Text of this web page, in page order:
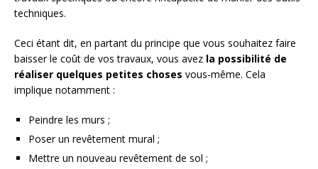
techniques.
Ceci étant dit, en partant du principe que vous souhaitez faire
baisser le coût de vos travaux, vous avez la possibilité de
réaliser quelques petites choses vous-même. Cela
implique notamment :
Peindre les murs ;
Poser un revêtement mural ;
Mettre un nouveau revêtement de sol ;